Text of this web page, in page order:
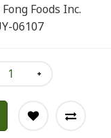
Foods Inc.
06107